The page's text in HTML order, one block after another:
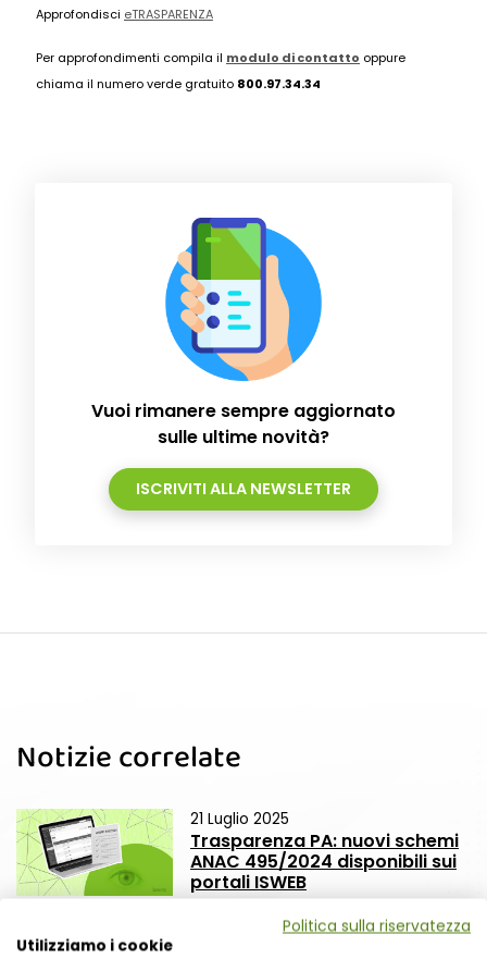
Approfondisci eTRASPARENZA
Per approfondimenti compila il modulo di contatto oppure
chiama il numero verde gratuito 800.97.34.34
Vuoi rimanere sempre aggiornato
sulle ultime novità?
ISCRIVITI ALLA NEWSLETTER
Notizie correlate
21 Luglio 2025
Trasparenza PA: nuovi schemi
ANAC 495/2024 disponibili sui
portali ISWEB
Politica sulla riservatezza
Utilizziamo i cookie